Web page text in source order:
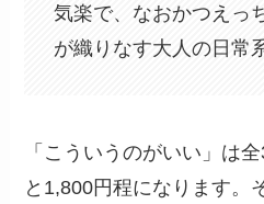
気楽で、なおかつえ
が織りなす大人の日常
「こういうのがいい」は
と1,800円程になります。